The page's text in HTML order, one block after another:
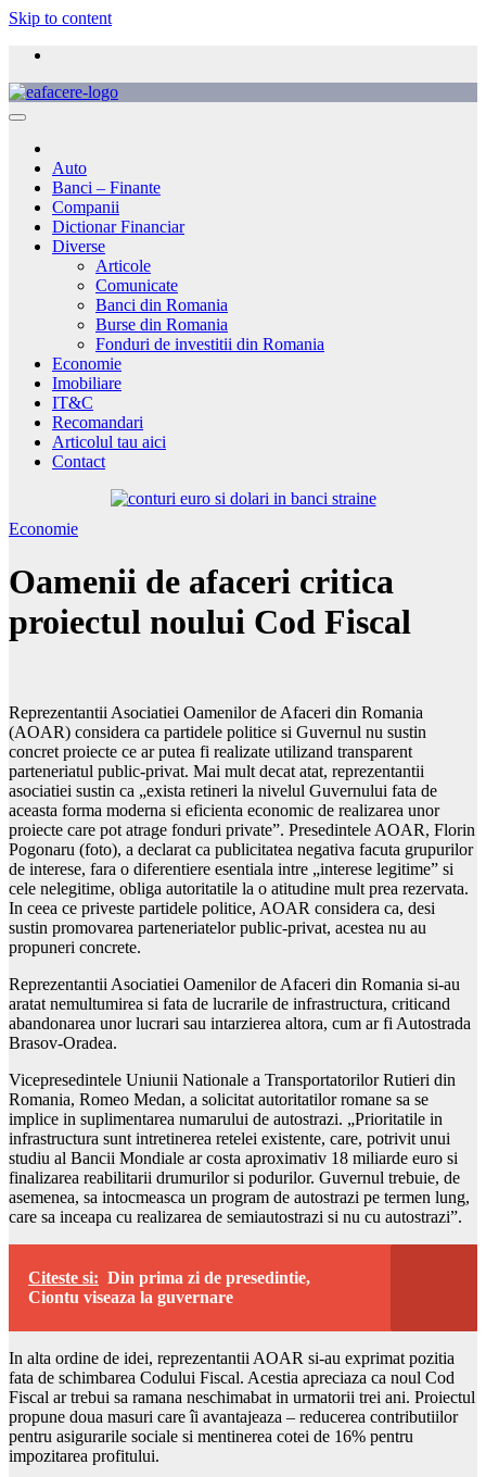
Skip to content
Auto
Banci – Finante
Companii
Dictionar Financiar
Diverse
Articole
Comunicate
Banci din Romania
Burse din Romania
Fonduri de investitii din Romania
Economie
Imobiliare
IT&C
Recomandari
Articolul tau aici
Contact
Economie
Oamenii de afaceri critica
proiectul noului Cod Fiscal
Reprezentantii Asociatiei Oamenilor de Afaceri din Romania
(AOAR) considera ca partidele politice si Guvernul nu sustin
concret proiecte ce ar putea fi realizate utilizand transparent
parteneriatul public-privat. Mai mult decat atat, reprezentantii
asociatiei sustin ca „exista retineri la nivelul Guvernului fata de
aceasta forma moderna si eficienta economic de realizarea unor
proiecte care pot atrage fonduri private”. Presedintele AOAR, Florin
Pogonaru (foto), a declarat ca publicitatea negativa facuta grupurilor
de interese, fara o diferentiere esentiala intre „interese legitime” si
cele nelegitime, obliga autoritatile la o atitudine mult prea rezervata.
In ceea ce priveste partidele politice, AOAR considera ca, desi
sustin promovarea parteneriatelor public-privat, acestea nu au
propuneri concrete.
Reprezentantii Asociatiei Oamenilor de Afaceri din Romania si-au
aratat nemultumirea si fata de lucrarile de infrastructura, criticand
abandonarea unor lucrari sau intarzierea altora, cum ar fi Autostrada
Brasov-Oradea.
Vicepresedintele Uniunii Nationale a Transportatorilor Rutieri din
Romania, Romeo Medan, a solicitat autoritatilor romane sa se
implice in suplimentarea numarului de autostrazi. „Prioritatile in
infrastructura sunt intretinerea retelei existente, care, potrivit unui
studiu al Bancii Mondiale ar costa aproximativ 18 miliarde euro si
finalizarea reabilitarii drumurilor si podurilor. Guvernul trebuie, de
asemenea, sa intocmeasca un program de autostrazi pe termen lung,
care sa inceapa cu realizarea de semiautostrazi si nu cu autostrazi”.
Citeste si: Din prima zi de presedintie,
Ciontu viseaza la guvernare
In alta ordine de idei, reprezentantii AOAR si-au exprimat pozitia
fata de schimbarea Codului Fiscal. Acestia apreciaza ca noul Cod
Fiscal ar trebui sa ramana neschimabat in urmatorii trei ani. Proiectul
propune doua masuri care îi avantajeaza – reducerea contributiilor
pentru asigurarile sociale si mentinerea cotei de 16% pentru
impozitarea profitului.